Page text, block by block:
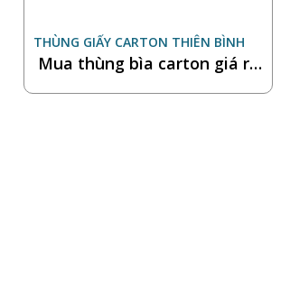
THÙNG GIẤY CARTON THIÊN BÌNH
Mua thùng bìa carton giá rẻ
ở đâu uy tín?